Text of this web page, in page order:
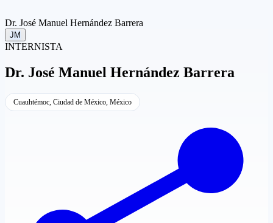
Dr. José Manuel Hernández Barrera
JM
INTERNISTA
Dr. José Manuel Hernández Barrera
Cuauhtémoc, Ciudad de México, México